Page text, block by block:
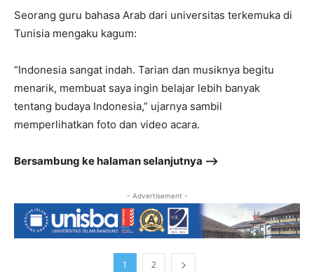
Seorang guru bahasa Arab dari universitas terkemuka di
Tunisia mengaku kagum:
“Indonesia sangat indah. Tarian dan musiknya begitu
menarik, membuat saya ingin belajar lebih banyak
tentang budaya Indonesia,” ujarnya sambil
memperlihatkan foto dan video acara.
Bersambung ke halaman selanjutnya –>
- Advertisement -
1 2